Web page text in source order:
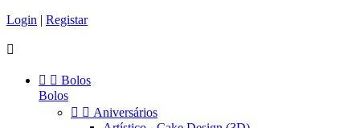
Login | Registar

  Bolos
Bolos
  Aniversários